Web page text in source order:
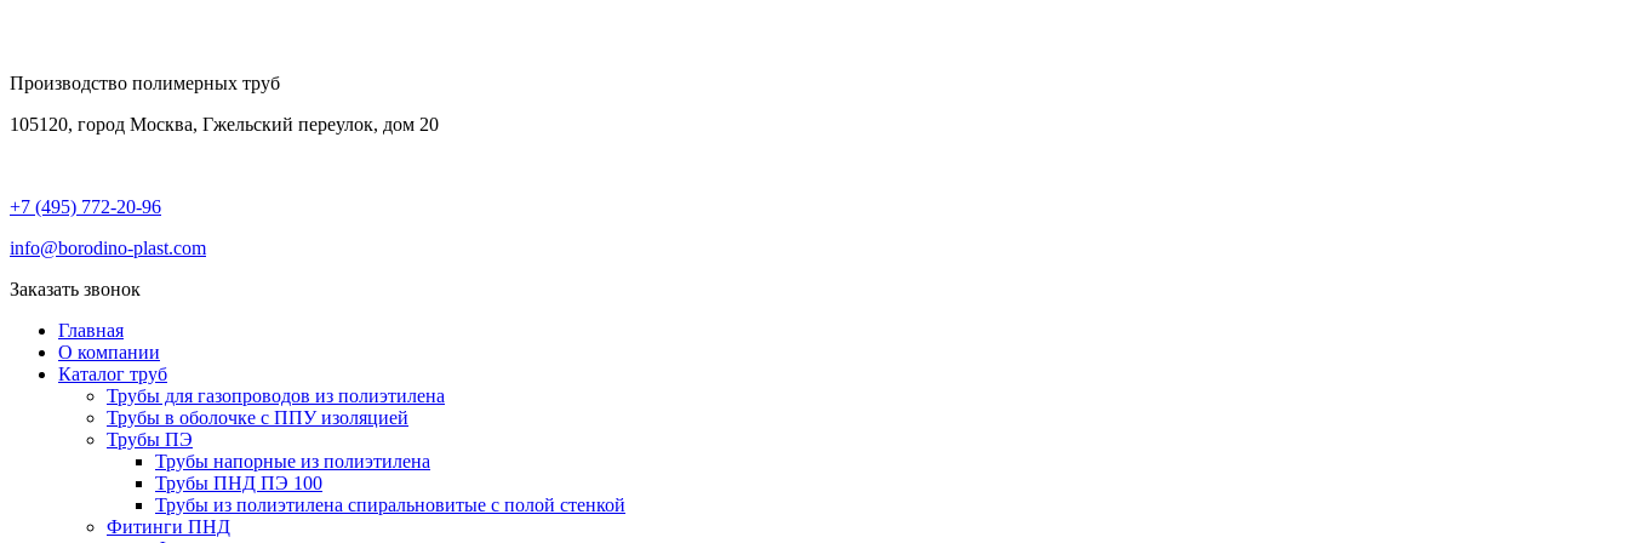
Производство полимерных труб
105120, город Москва, Гжельский переулок, дом 20
+7 (495) 772-20-96
info@borodino-plast.com
Заказать звонок
Главная
О компании
Каталог труб
Трубы для газопроводов из полиэтилена
Трубы в оболочке с ППУ изоляцией
Трубы ПЭ
Трубы напорные из полиэтилена
Трубы ПНД ПЭ 100
Трубы из полиэтилена cпиральновитые с полой стенкой
Фитинги ПНД